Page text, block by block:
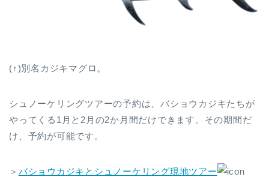
(↑)別名カジキマグロ。
シュノーケリングツアーの予約は、バショウカジキたちが
やってくる1月と2月の2か月間だけできます。その期間だ
け、予約が可能です。
＞ バショウカジキとシュノーケリング現地ツアー